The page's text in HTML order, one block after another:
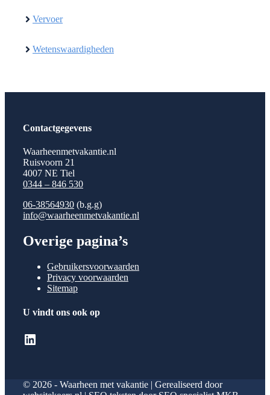
Vervoer
Wetenswaardigheden
Contactgegevens
Waarheenmetvakantie.nl
Ruisvoorn 21
4007 NE Tiel
0344 – 846 530
06-38564930 (b.g.g)
info@waarheenmetvakantie.nl
Overige pagina’s
Gebruikersvoorwaarden
Privacy voorwaarden
Sitemap
U vindt ons ook op
LinkedIn
© 2026 - Waarheen met vakantie | Gerealiseerd door